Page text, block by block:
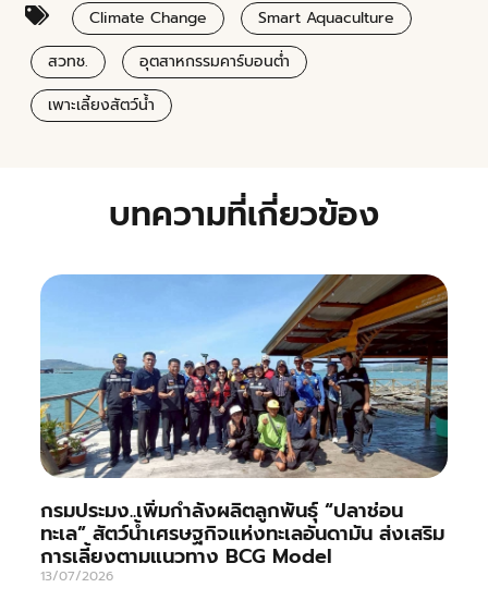
Climate Change
Smart Aquaculture
สวทช.
อุตสาหกรรมคาร์บอนต่ำ
เพาะเลี้ยงสัตว์น้ำ
บทความที่เกี่ยวข้อง
กรมประมง..เพิ่มกำลังผลิตลูกพันธุ์ “ปลาช่อน
ทะเล” สัตว์น้ำเศรษฐกิจแห่งทะเลอันดามัน ส่งเสริม
การเลี้ยงตามแนวทาง BCG Model
13/07/2026